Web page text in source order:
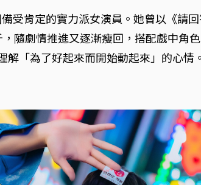
受肯定的實力派女演員。她曾以《請
隨劇情推進又逐漸瘦回，搭配戲中角
「為了好起來而開始動起來」的心情。